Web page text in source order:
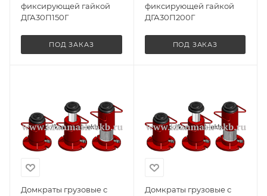
фиксирующей гайкой
ДГА30П150Г
ПОД ЗАКАЗ
фиксирующей гайкой
ДГА30П200Г
ПОД ЗАКАЗ
Домкраты грузовые с
Домкраты грузовые с